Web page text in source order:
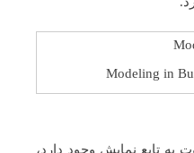
Modeling in
به تابع نمایش وجود دارد،